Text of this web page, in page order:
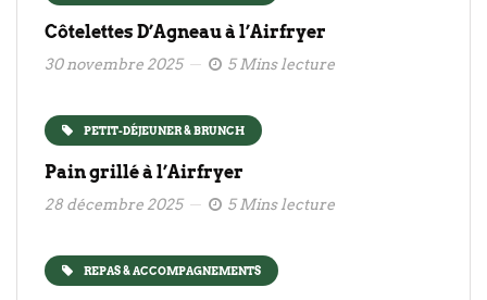
Côtelettes D’Agneau à l’Airfryer
30 novembre 2025 5 Mins lecture
PETIT-DÉJEUNER & BRUNCH
Pain grillé à l’Airfryer
28 décembre 2025 5 Mins lecture
REPAS & ACCOMPAGNEMENTS